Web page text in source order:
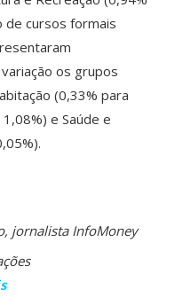
de cursos formais
os grupos
(0,33% para
e Saúde e
jornalista InfoMoney